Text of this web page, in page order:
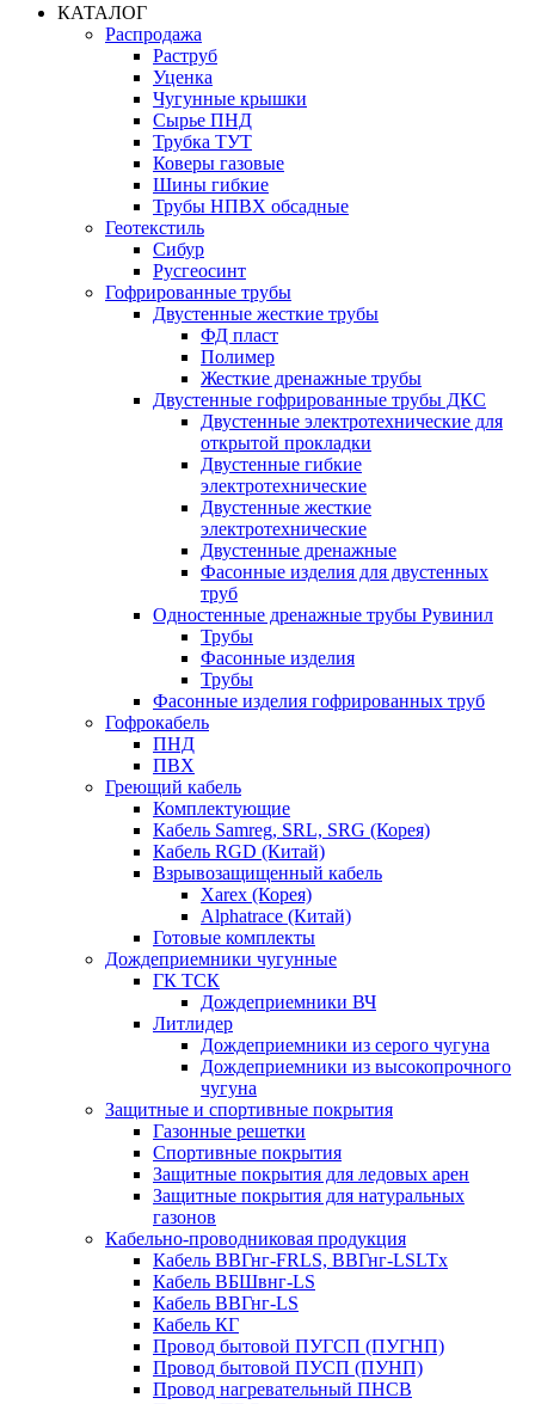
КАТАЛОГ
Распродажа
Раструб
Уценка
Чугунные крышки
Сырье ПНД
Трубка ТУТ
Коверы газовые
Шины гибкие
Трубы НПВХ обсадные
Геотекстиль
Сибур
Русгеосинт
Гофрированные трубы
Двустенные жесткие трубы
ФД пласт
Полимер
Жесткие дренажные трубы
Двустенные гофрированные трубы ДКС
Двустенные электротехнические для
открытой прокладки
Двустенные гибкие
электротехнические
Двустенные жесткие
электротехнические
Двустенные дренажные
Фасонные изделия для двустенных
труб
Одностенные дренажные трубы Рувинил
Трубы
Фасонные изделия
Трубы
Фасонные изделия гофрированных труб
Гофрокабель
ПНД
ПВХ
Греющий кабель
Комплектующие
Кабель Samreg, SRL, SRG (Корея)
Кабель RGD (Китай)
Взрывозащищенный кабель
Xarex (Корея)
Alphatrace (Китай)
Готовые комплекты
Дождеприемники чугунные
ГК ТСК
Дождеприемники ВЧ
Литлидер
Дождеприемники из серого чугуна
Дождеприемники из высокопрочного
чугуна
Защитные и спортивные покрытия
Газонные решетки
Спортивные покрытия
Защитные покрытия для ледовых арен
Защитные покрытия для натуральных
газонов
Кабельно-проводниковая продукция
Кабель ВВГнг-FRLS, ВВГнг-LSLTx
Кабель ВБШвнг-LS
Кабель ВВГнг-LS
Кабель КГ
Провод бытовой ПУГСП (ПУГНП)
Провод бытовой ПУСП (ПУНП)
Провод нагревательный ПНСВ